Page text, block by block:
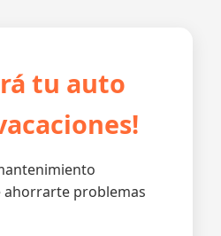
tu auto
ahorrarte problemas